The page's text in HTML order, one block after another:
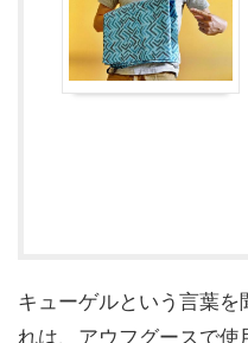
キューゲルという言葉を
れは、アウフグースで使